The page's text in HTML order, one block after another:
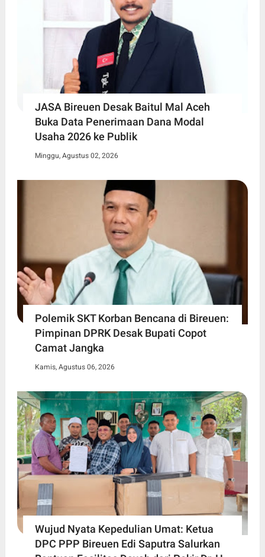
JASA Bireuen Desak Baitul Mal Aceh
Buka Data Penerimaan Dana Modal
Usaha 2026 ke Publik
Minggu, Agustus 02, 2026
Polemik SKT Korban Bencana di Bireuen:
Pimpinan DPRK Desak Bupati Copot
Camat Jangka
Kamis, Agustus 06, 2026
Wujud Nyata Kepedulian Umat: Ketua
DPC PPP Bireuen Edi Saputra Salurkan